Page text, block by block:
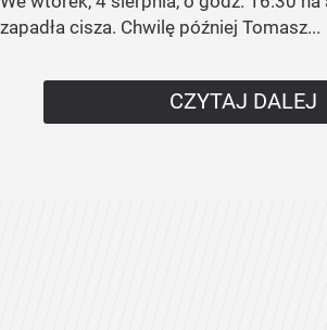
zapadła cisza. Chwilę później Tomasz...
CZYTAJ DALEJ